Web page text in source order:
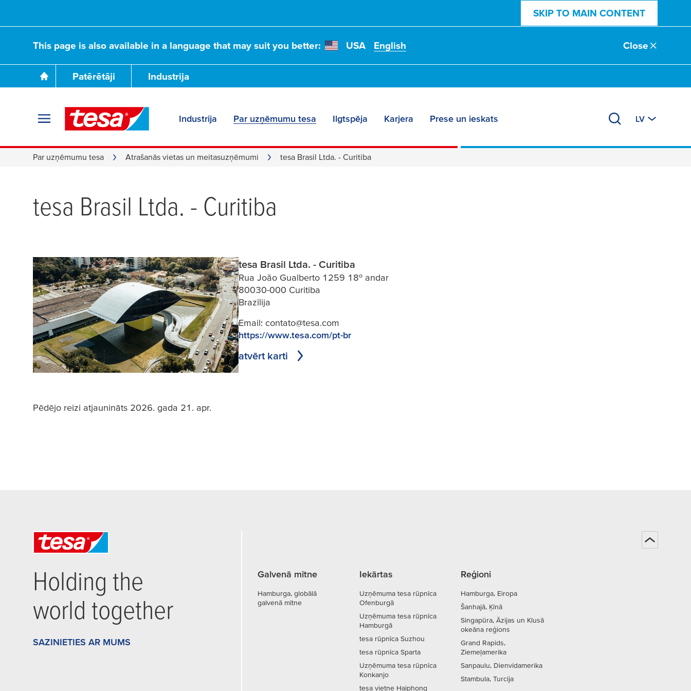
SKIP TO MAIN CONTENT
This page is also available in a language that may suit you better: USA English Close
Patērētāji Industrija
Industrija Par uzņēmumu tesa Ilgtspēja Karjera Prese un ieskats LV
Par uzņēmumu tesa Atrašanās vietas un meitasuzņēmumi tesa Brasil Ltda. - Curitiba
tesa Brasil Ltda. - Curitiba
tesa Brasil Ltda. - Curitiba
Rua João Gualberto 1259 18º andar
80030-000 Curitiba
Brazīlija
Email: contato@tesa.com
https://www.tesa.com/pt-br
atvērt karti
Pēdējo reizi atjaunināts 2026. gada 21. apr.
Holding the
world together
SAZINIETIES AR MUMS
Galvenā mītne
Hamburga, globālā
galvenā mītne
Iekārtas
Uzņēmuma tesa rūpnīca
Ofenburgā
Uzņēmuma tesa rūpnīca
Hamburgā
tesa rūpnīca Suzhou
tesa rūpnīca Sparta
Uzņēmuma tesa rūpnīca
Konkanjo
tesa vietne Haiphong
Reģioni
Hamburga, Eiropa
Šanhajā, Ķīnā
Singapūra, Āzijas un Klusā
okeāna reģions
Grand Rapids,
Ziemeļamerika
Sanpaulu, Dienvidamerika
Stambula, Turcija